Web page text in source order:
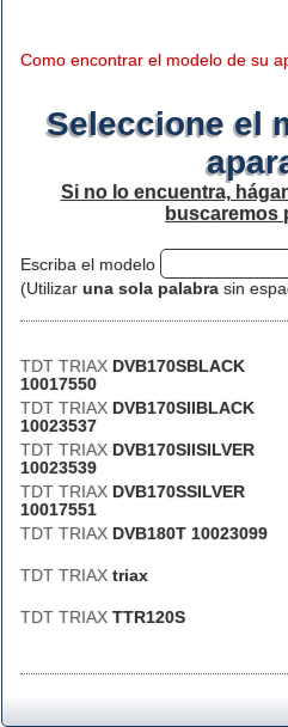
Como encontrar el modelo de su
Seleccione el
Si no lo encuentra,
buscaremos
Escriba el modelo
(Utilizar una sola palabra sin
TDT TRIAX DVB170SBLACK
10017550
TDT TRIAX DVB170SIIBLACK
10023537
TDT TRIAX DVB170SIISILVER
10023539
TDT TRIAX DVB170SSILVER
10017551
TDT TRIAX DVB180T 10023099
TDT TRIAX triax
TDT TRIAX TTR120S